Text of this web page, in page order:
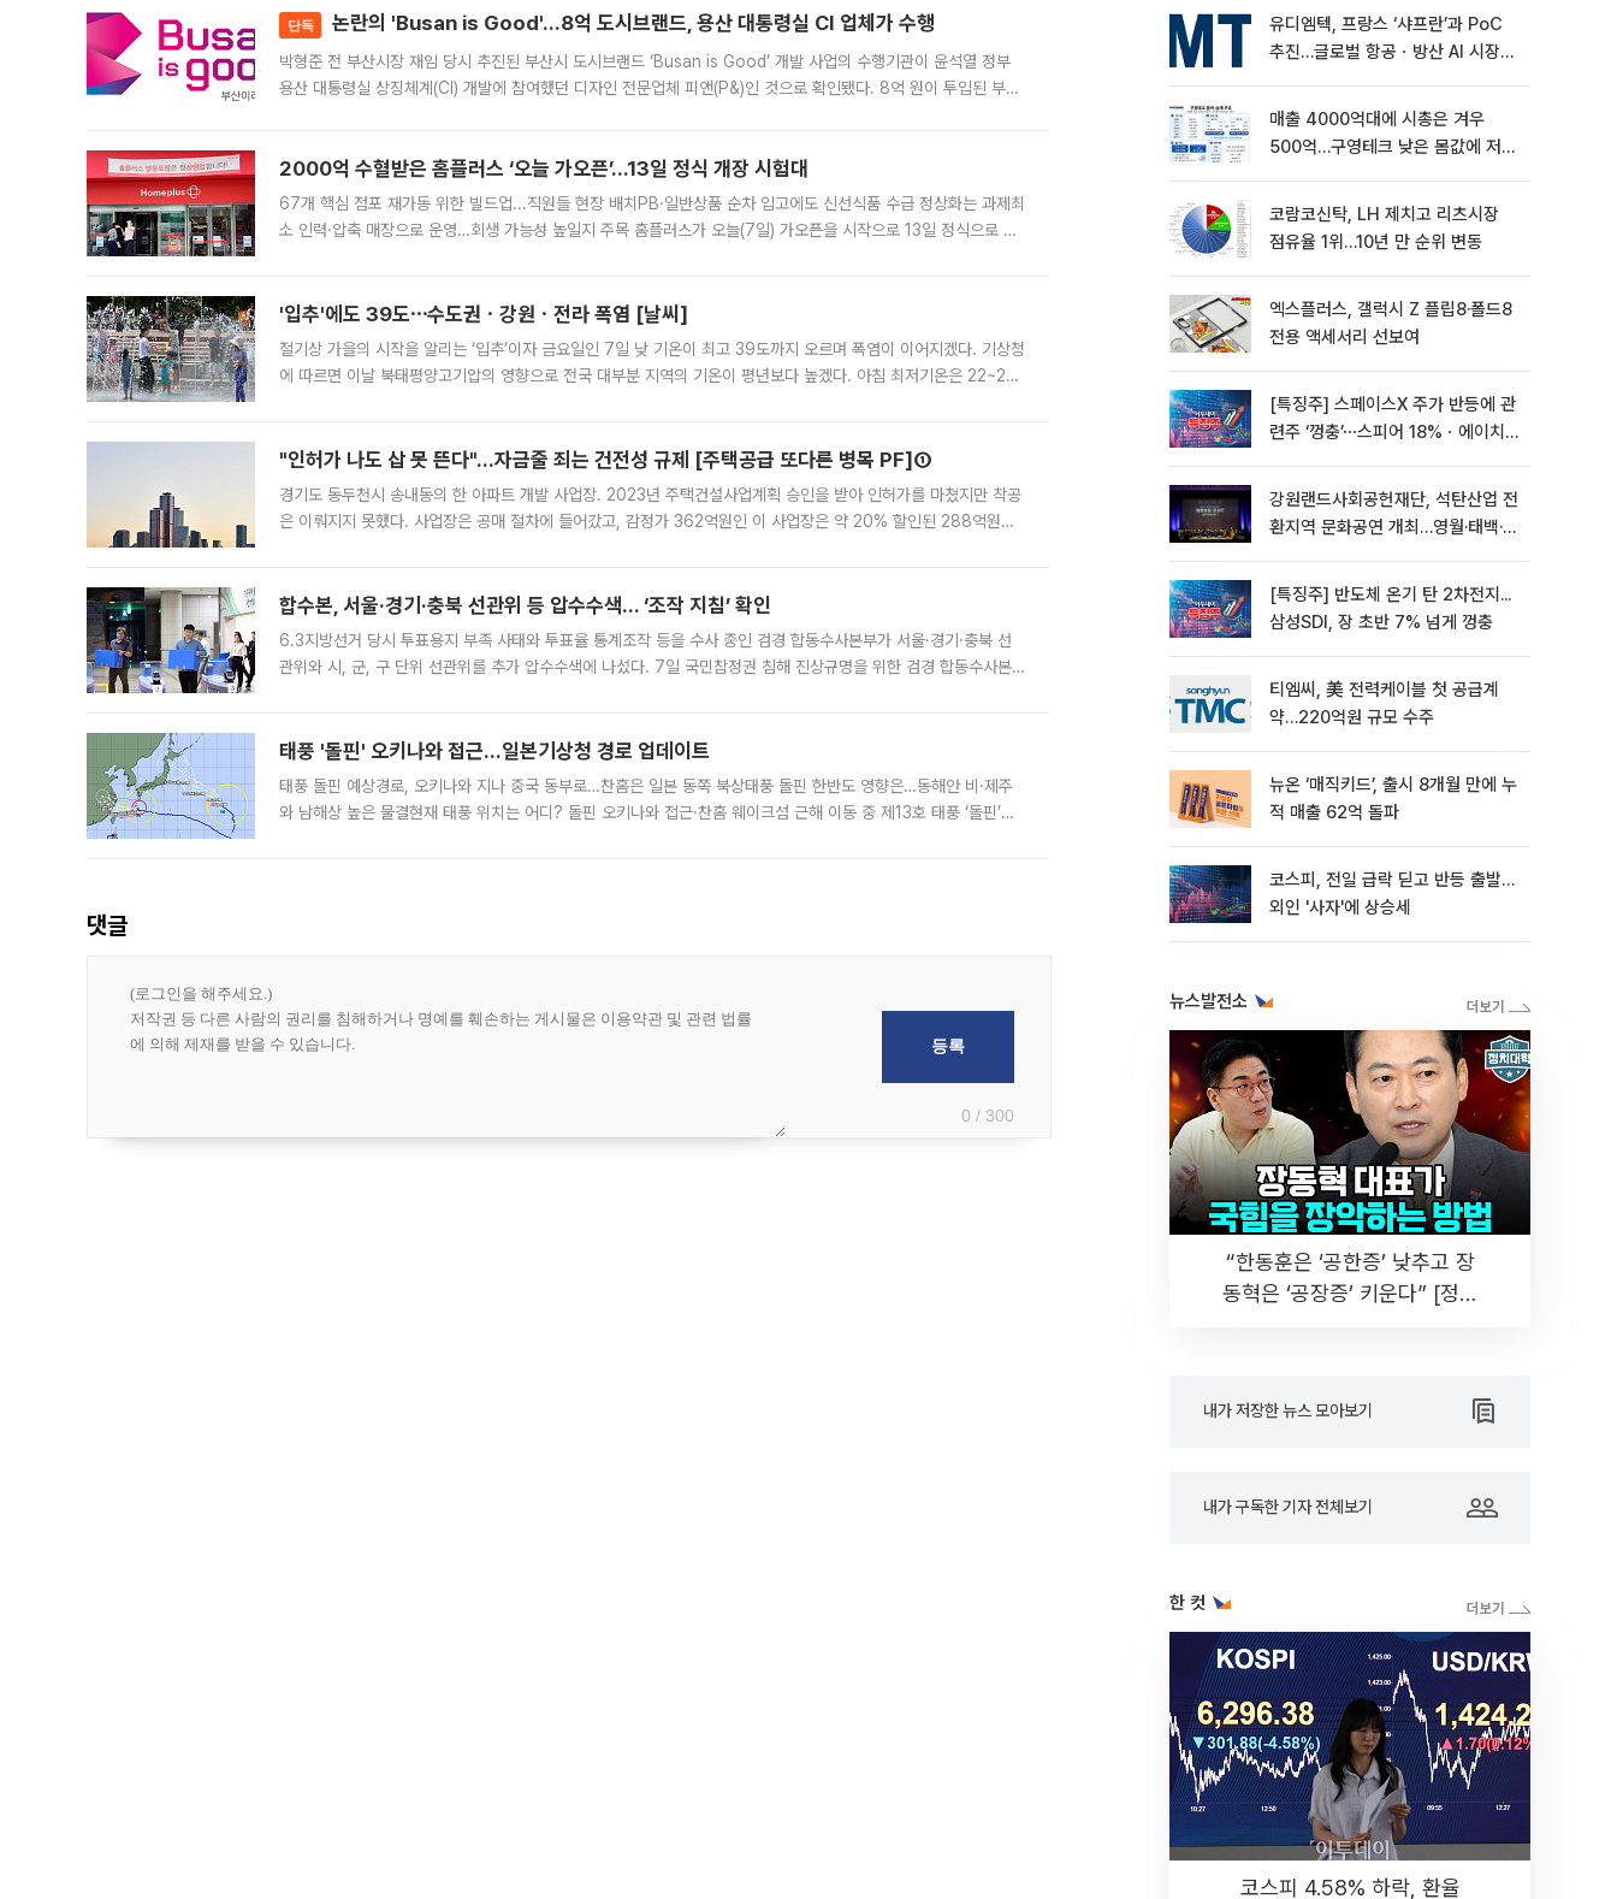
단독 논란의 'Busan is Good'…8억 도시브랜드, 용산 대통령실 CI 업체가 수행
박형준 전 부산시장 재임 당시 추진된 부산시 도시브랜드 ‘Busan is Good’ 개발 사업의 수행기관이 윤석열 정부
용산 대통령실 상징체계(CI) 개발에 참여했던 디자인 전문업체 피앤(P&)인 것으로 확인됐다. 8억 원이 투입된 부산
2000억 수혈받은 홈플러스 ‘오늘 가오픈’...13일 정식 개장 시험대
67개 핵심 점포 재가동 위한 빌드업...직원들 현장 배치PB·일반상품 순차 입고에도 신선식품 수급 정상화는 과제최
소 인력·압축 매장으로 운영…회생 가능성 높일지 주목 홈플러스가 오늘(7일) 가오픈을 시작으로 13일 정식으로 재
'입추'에도 39도⋯수도권ㆍ강원ㆍ전라 폭염 [날씨]
절기상 가을의 시작을 알리는 ‘입추’이자 금요일인 7일 낮 기온이 최고 39도까지 오르며 폭염이 이어지겠다. 기상청
에 따르면 이날 북태평양고기압의 영향으로 전국 대부분 지역의 기온이 평년보다 높겠다. 아침 최저기온은 22~27
"인허가 나도 삽 못 뜬다"…자금줄 죄는 건전성 규제 [주택공급 또다른 병목 PF]①
경기도 동두천시 송내동의 한 아파트 개발 사업장. 2023년 주택건설사업계획 승인을 받아 인허가를 마쳤지만 착공
은 이뤄지지 못했다. 사업장은 공매 절차에 들어갔고, 감정가 362억원인 이 사업장은 약 20% 할인된 288억원에
합수본, 서울·경기·충북 선관위 등 압수수색… ‘조작 지침’ 확인
6.3지방선거 당시 투표용지 부족 사태와 투표율 통계조작 등을 수사 중인 검경 합동수사본부가 서울·경기·충북 선
관위와 시, 군, 구 단위 선관위를 추가 압수수색에 나섰다. 7일 국민참정권 침해 진상규명을 위한 검경 합동수사본
태풍 '돌핀' 오키나와 접근…일본기상청 경로 업데이트
태풍 돌핀 예상경로, 오키나와 지나 중국 동부로…찬홈은 일본 동쪽 북상태풍 돌핀 한반도 영향은…동해안 비·제주
와 남해상 높은 물결현재 태풍 위치는 어디? 돌핀 오키나와 접근·찬홈 웨이크섬 근해 이동 중 제13호 태풍 ‘돌핀’이
댓글
0 / 300
유디엠텍, 프랑스 ‘샤프란’과 PoC
추진…글로벌 항공ㆍ방산 AI 시장
매출 4000억대에 시총은 겨우
500억…구영테크 낮은 몸값에 저가
코람코신탁, LH 제치고 리츠시장
점유율 1위…10년 만 순위 변동
엑스플러스, 갤럭시 Z 플립8·폴드8
전용 액세서리 선보여
[특징주] 스페이스X 주가 반등에 관
련주 ‘껑충’⋯스피어 18%ㆍ에이치
강원랜드사회공헌재단, 석탄산업 전
환지역 문화공연 개최…영월·태백·삼
[특징주] 반도체 온기 탄 2차전지...
삼성SDI, 장 초반 7% 넘게 껑충
티엠씨, 美 전력케이블 첫 공급계
약…220억원 규모 수주
뉴온 ‘매직키드’, 출시 8개월 만에 누
적 매출 62억 돌파
코스피, 전일 급락 딛고 반등 출발…
외인 '사자'에 상승세
뉴스발전소
“한동훈은 ‘공한증’ 낮추고 장
동혁은 ‘공장증’ 키운다” [정치
내가 저장한 뉴스 모아보기
내가 구독한 기자 전체보기
한 컷
코스피 4.58% 하락, 환율